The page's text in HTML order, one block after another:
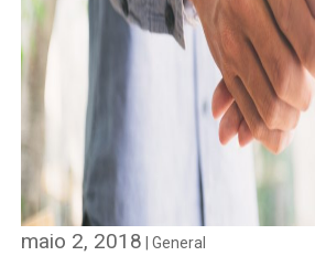
maio 2, 2018 |General